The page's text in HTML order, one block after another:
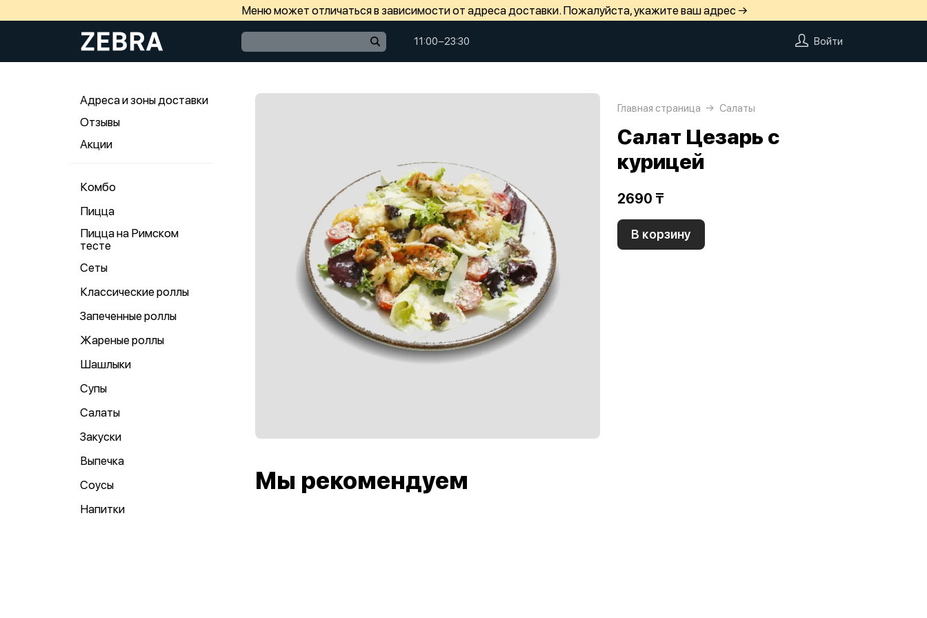
Меню может отличаться в зависимости от адреса доставки. Пожалуйста, укажите ваш адрес →
11:00−23:30 Войти
Адреса и зоны доставки
Отзывы
Акции
Комбо
Пицца
Пицца на Римском
тесте
Сеты
Классические роллы
Запеченные роллы
Жареные роллы
Шашлыки
Супы
Салаты
Закуски
Выпечка
Соусы
Напитки
Главная страница Салаты
Салат Цезарь с
курицей
2690 ₸
В корзину
Мы рекомендуем